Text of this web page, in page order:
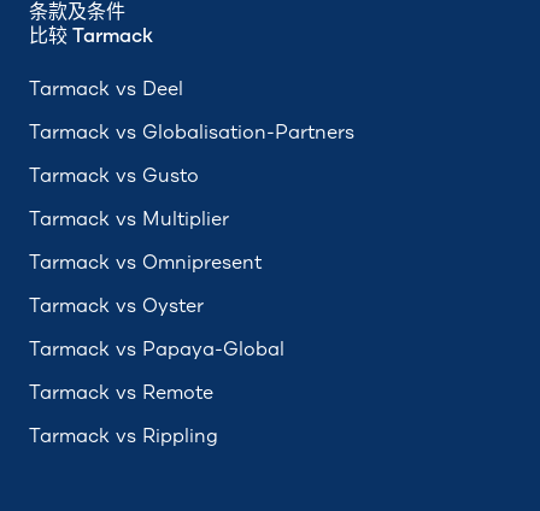
条款及条件
比较 Tarmack
Tarmack vs Deel
Tarmack vs Globalisation-Partners
Tarmack vs Gusto
Tarmack vs Multiplier
Tarmack vs Omnipresent
Tarmack vs Oyster
Tarmack vs Papaya-Global
Tarmack vs Remote
Tarmack vs Rippling